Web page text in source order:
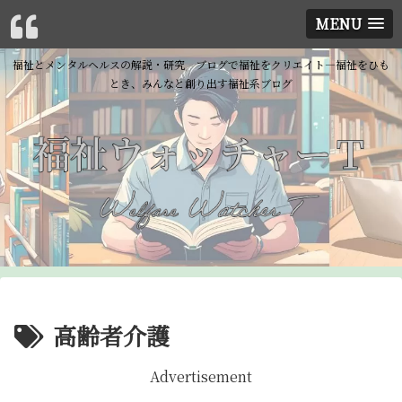
MENU
福祉とメンタルヘルスの解説・研究 ブログで福祉をクリエイト―福祉をひも
とき、みんなと創り出す福祉系ブログ
高齢者介護
Advertisement